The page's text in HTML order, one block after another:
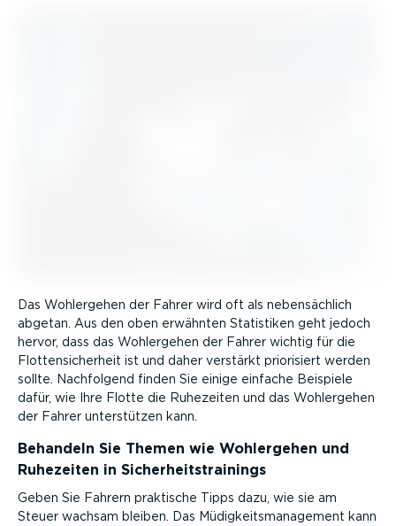
Das Wohlergehen der Fahrer wird oft als neben­sächlich
abgetan. Aus den oben erwähnten Statistiken geht jedoch
hervor, dass das Wohlergehen der Fahrer wichtig für die
Flotten­si­cherheit ist und daher verstärkt priorisiert werden
sollte. Nachfolgend finden Sie einige einfache Beispiele
dafür, wie Ihre Flotte die Ruhezeiten und das Wohlergehen
der Fahrer unter­stützen kann.
Behandeln Sie Themen wie Wohlergehen und
Ruhezeiten in Sicher­heits­trai­nings
Geben Sie Fahrern praktische Tipps dazu, wie sie am
Steuer wachsam bleiben. Das Müdig­keits­ma­nagement kann